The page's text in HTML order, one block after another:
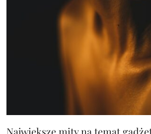
Największe mity na temat